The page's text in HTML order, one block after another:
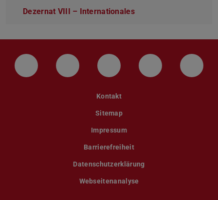
Dezernat VIII – Internationales
LinkedIn-Seite der TU Darmstadt
Instagram-Kanal der TU
Bluesky-Kanal der TU
Facebook-
Kontakt
Sitemap
Impressum
Barrierefreiheit
Datenschutzerklärung
Webseitenanalyse